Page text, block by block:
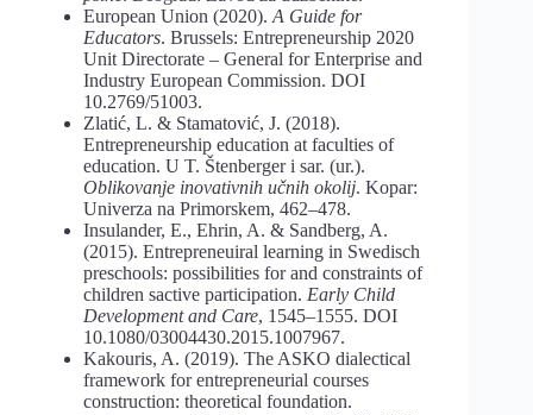
European Union (2020). A Guide for
Educators. Brussels: Entrepreneurship 2020
Unit Directorate – General for Enterprise and
Industry European Commission. DOI
10.2769/51003.
Zlatić, L. & Stamatović, J. (2018).
Entrepreneurship education at faculties of
education. U T. Štenberger i sar. (ur.).
Oblikovanje inovativnih učnih okolij. Kopar:
Univerza na Primorskem, 462–478.
Insulander, E., Ehrin, A. & Sandberg, A.
(2015). Entrepreneuiral learning in Swedisch
preschools: possibilities for and constraints of
children sactive participation. Early Child
Development and Care, 1545–1555. DOI
10.1080/03004430.2015.1007967.
Kakouris, A. (2019). The ASKO dialectical
framework for entrepreneurial courses
construction: theoretical foundation.